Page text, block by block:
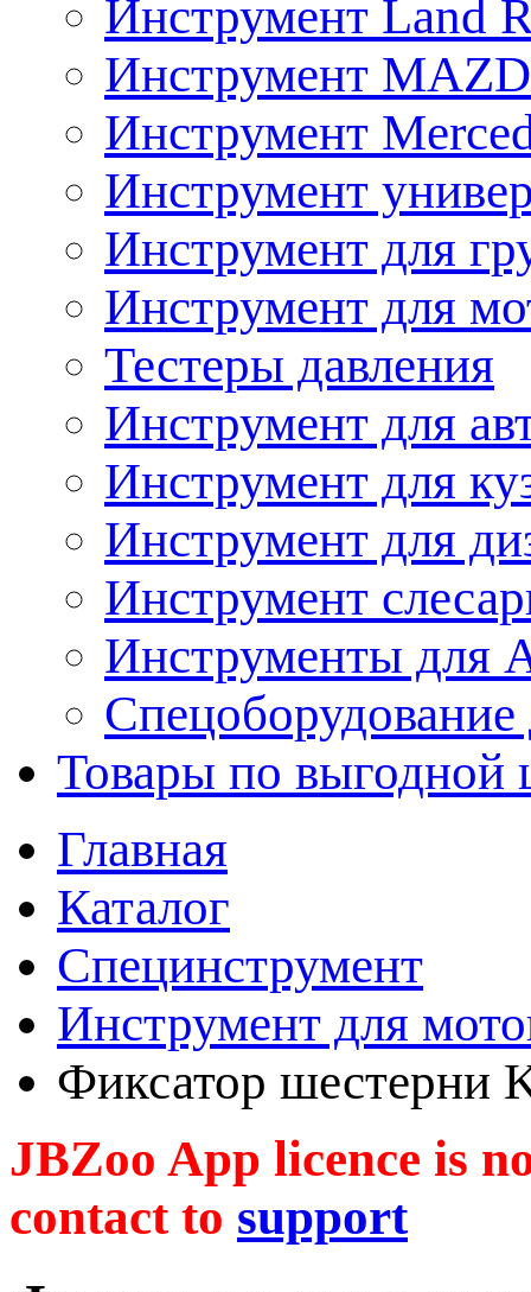
Инструмент Land
Инструмент
Инструмент
Инструмент
Инструмент для
Инструмент для
Тестеры давления
Инструмент для
Инструмент для
Инструмент для
Инструмент
Инструменты
Спецоборудование
Товары по выгодной
Главная
Каталог
Специнструмент
Инструмент для
Фиксатор шестерни
JBZoo App licence is
contact to support